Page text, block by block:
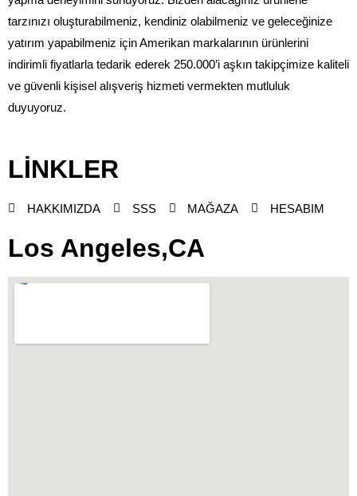
tarzınızı oluşturabilmeniz, kendiniz olabilmeniz ve geleceğinize
yatırım yapabilmeniz için Amerikan markalarının ürünlerini
indirimli fiyatlarla tedarik ederek 250.000’i aşkın takipçimize kaliteli
ve güvenli kişisel alışveriş hizmeti vermekten mutluluk
duyuyoruz.
LİNKLER
HAKKIMIZDA SSS MAĞAZA HESABIM
Los Angeles,CA